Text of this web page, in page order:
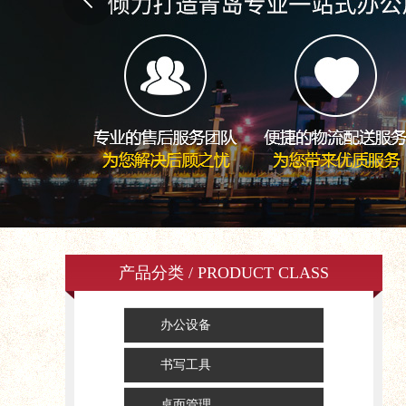
产品分类 / PRODUCT CLASS
办公设备
书写工具